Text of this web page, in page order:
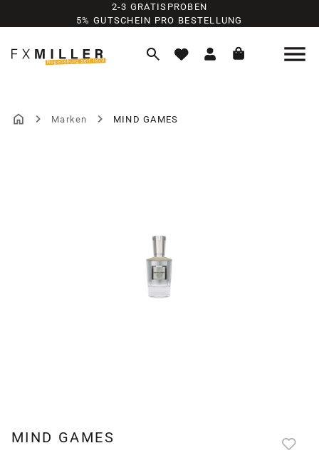
Zum Hauptinhalt springen
2-3 GRATISPROBEN
5% GUTSCHEIN PRO BESTELLUNG
Marken MIND GAMES
MIND GAMES